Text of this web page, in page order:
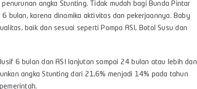
angka Stunting. Tidak mudah bagi Bunda Pintar
bulan, karena dinamika aktivitas dan pekerjaannya. Baby
baik dan sesuai seperti Pompa ASI, Botol Susu dan
6 bulan dan ASI lanjutan sampai 24 bulan atau lebih dan
angka Stunting dari 21,6% menjadi 14% pada tahun